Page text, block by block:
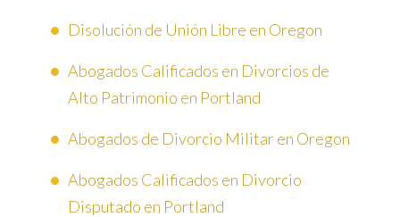
Disolución de Unión Libre en Oregon
Abogados Calificados en Divorcios de
Alto Patrimonio en Portland
Abogados de Divorcio Militar en Oregon
Abogados Calificados en Divorcio
Disputado en Portland